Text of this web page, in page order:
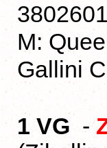
M:
Gallini
1 VG-